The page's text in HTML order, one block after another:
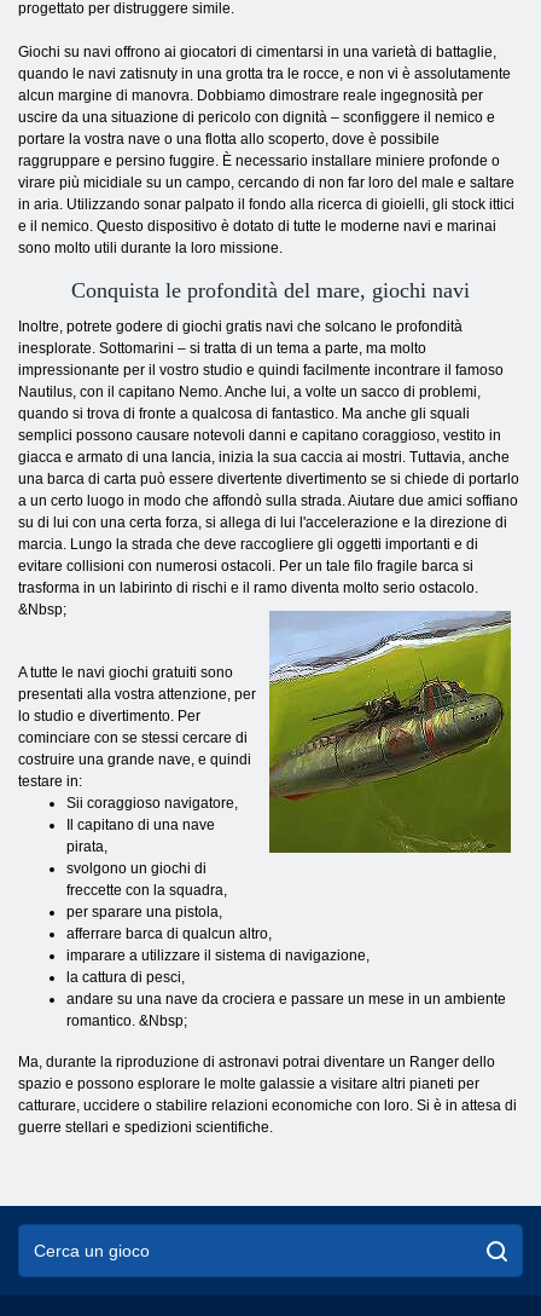
progettato per distruggere simile.
Giochi su navi offrono ai giocatori di cimentarsi in una varietà di battaglie,
quando le navi zatisnuty in una grotta tra le rocce, e non vi è assolutamente
alcun margine di manovra. Dobbiamo dimostrare reale ingegnosità per
uscire da una situazione di pericolo con dignità – sconfiggere il nemico e
portare la vostra nave o una flotta allo scoperto, dove è possibile
raggruppare e persino fuggire. È necessario installare miniere profonde o
virare più micidiale su un campo, cercando di non far loro del male e saltare
in aria. Utilizzando sonar palpato il fondo alla ricerca di gioielli, gli stock ittici
e il nemico. Questo dispositivo è dotato di tutte le moderne navi e marinai
sono molto utili durante la loro missione.
Conquista le profondità del mare, giochi navi
Inoltre, potrete godere di giochi gratis navi che solcano le profondità
inesplorate. Sottomarini – si tratta di un tema a parte, ma molto
impressionante per il vostro studio e quindi facilmente incontrare il famoso
Nautilus, con il capitano Nemo. Anche lui, a volte un sacco di problemi,
quando si trova di fronte a qualcosa di fantastico. Ma anche gli squali
semplici possono causare notevoli danni e capitano coraggioso, vestito in
giacca e armato di una lancia, inizia la sua caccia ai mostri. Tuttavia, anche
una barca di carta può essere divertente divertimento se si chiede di portarlo
a un certo luogo in modo che affondò sulla strada. Aiutare due amici soffiano
su di lui con una certa forza, si allega di lui l'accelerazione e la direzione di
marcia. Lungo la strada che deve raccogliere gli oggetti importanti e di
evitare collisioni con numerosi ostacoli. Per un tale filo fragile barca si
trasforma in un labirinto di rischi e il ramo diventa molto serio ostacolo.
&Nbsp;
A tutte le navi giochi gratuiti sono
presentati alla vostra attenzione, per
lo studio e divertimento. Per
cominciare con se stessi cercare di
costruire una grande nave, e quindi
testare in:
Sii coraggioso navigatore,
Il capitano di una nave
pirata,
svolgono un giochi di
freccette con la squadra,
per sparare una pistola,
afferrare barca di qualcun altro,
imparare a utilizzare il sistema di navigazione,
la cattura di pesci,
andare su una nave da crociera e passare un mese in un ambiente
romantico. &Nbsp;
Ma, durante la riproduzione di astronavi potrai diventare un Ranger dello
spazio e possono esplorare le molte galassie a visitare altri pianeti per
catturare, uccidere o stabilire relazioni economiche con loro. Si è in attesa di
guerre stellari e spedizioni scientifiche.